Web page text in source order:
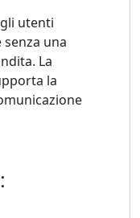
utenti
una
La
la